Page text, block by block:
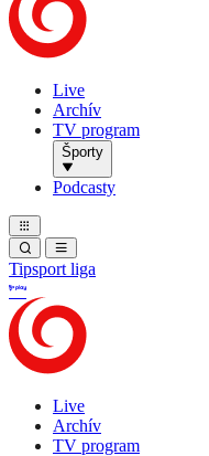
Live
Archív
TV program
Športy
Podcasty
Tipsport liga
Live
Archív
TV program